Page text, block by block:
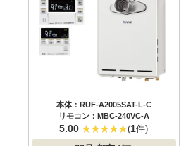
本体：RUF-A2005SAT-L-C
リモコン：MBC-240VC-A
5.00 (1件)